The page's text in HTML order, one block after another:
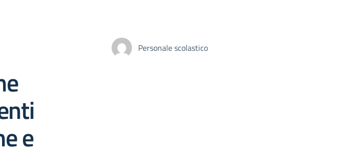
e
Personale scolastico